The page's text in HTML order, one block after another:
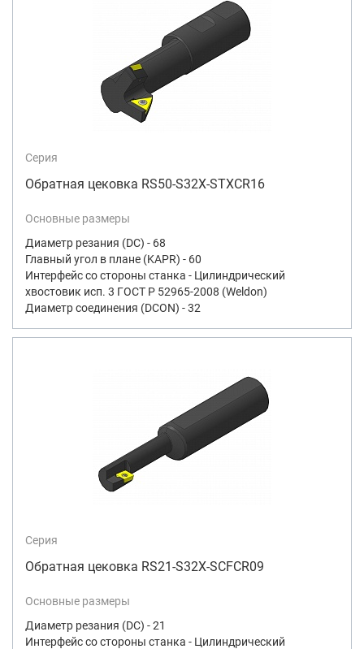
Серия
Обратная цековка RS50-S32X-STXCR16
Основные размеры
Диаметр резания (DC) - 68
Главный угол в плане (KAPR) - 60
Интерфейс со стороны станка - Цилиндрический
хвостовик исп. 3 ГОСТ Р 52965-2008 (Weldon)
Диаметр соединения (DCON) - 32
Серия
Обратная цековка RS21-S32X-SCFCR09
Основные размеры
Диаметр резания (DC) - 21
Интерфейс со стороны станка - Цилиндрический